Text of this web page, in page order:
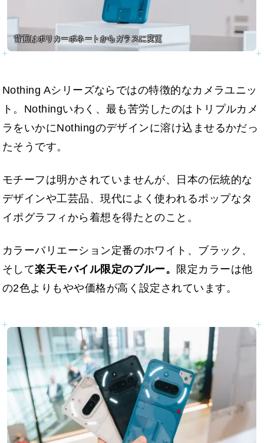
背面はポリカーボネートからガラスに変更
Nothing Aシリーズならではの特徴的なカメラユニッ
ト。Nothingいわく、最も苦労したのはトリプルカメ
ラをいかにNothingのデザインに溶け込ませるかだっ
たそうです。
モチーフは明かされていませんが、日本の伝統的な
デザインや工芸品、現代によく使われるポップなタ
イポグラフィから着想を得たとのこと。
カラーバリエーション定番のホワイト、ブラック、
そして楽天モバイル限定のブルー。 限定カラーは他
の2色よりもやや価格が高く設定されています。